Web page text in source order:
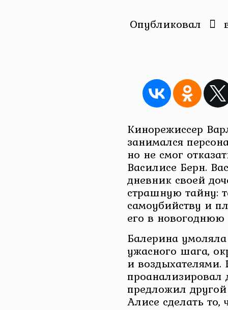
Опубликовал
Кинорежиссер
занимался
но не смог
Василисе Берн.
дневник своей
страшную тайну:
самоубийству и
его в новогоднюю
Балерина
ужасного шага,
и воздыхателями.
предложил
Алисе сделать то,